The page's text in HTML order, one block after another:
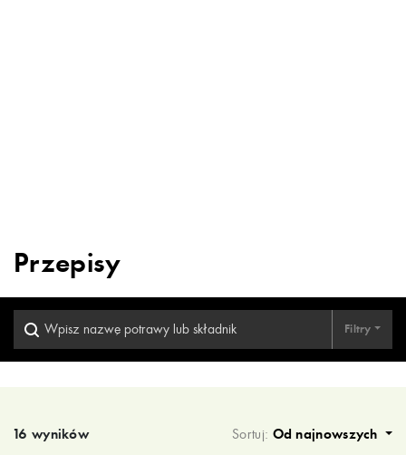
Przepisy
Filtry
16 wyników Sortuj: Od najnowszych
Wyniki wyszukiwania